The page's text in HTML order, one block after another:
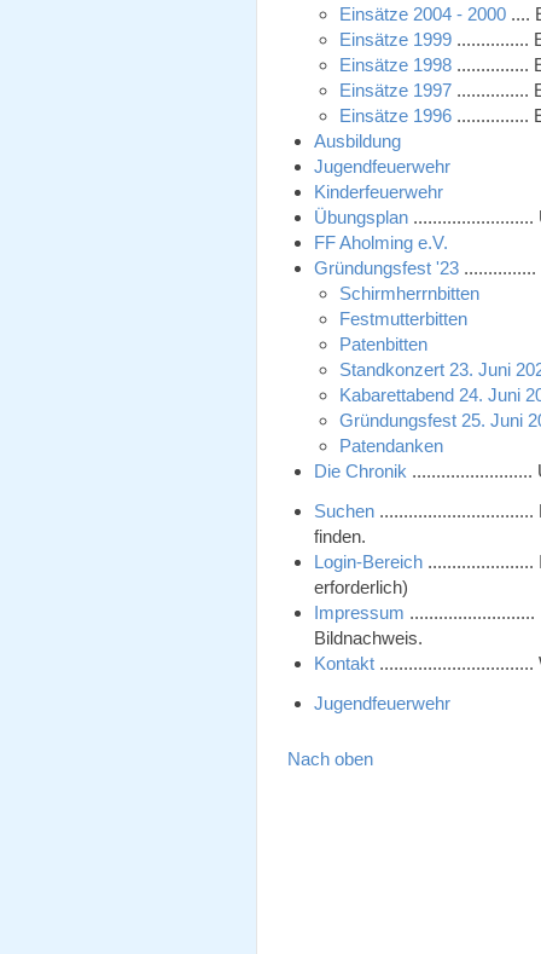
Einsätze 2004 - 2000 ....
Einsätze 1999 ...............
Einsätze 1998 ...............
Einsätze 1997 ...............
Einsätze 1996 ...............
Ausbildung
Jugendfeuerwehr
Kinderfeuerwehr
Übungsplan.........................
FF Aholming e.V.
Gründungsfest '23...............
Schirmherrnbitten
Festmutterbitten
Patenbitten
Standkonzert 23. Juni
Kabarettabend 24. Juni
Gründungsfest 25. Juni
Patendanken
Die Chronik .........................
Suchen................................
finden.
Login-Bereich......................
erforderlich)
Impressum
Bildnachweis.
Kontakt................................
Jugendfeuerwehr
Nach oben